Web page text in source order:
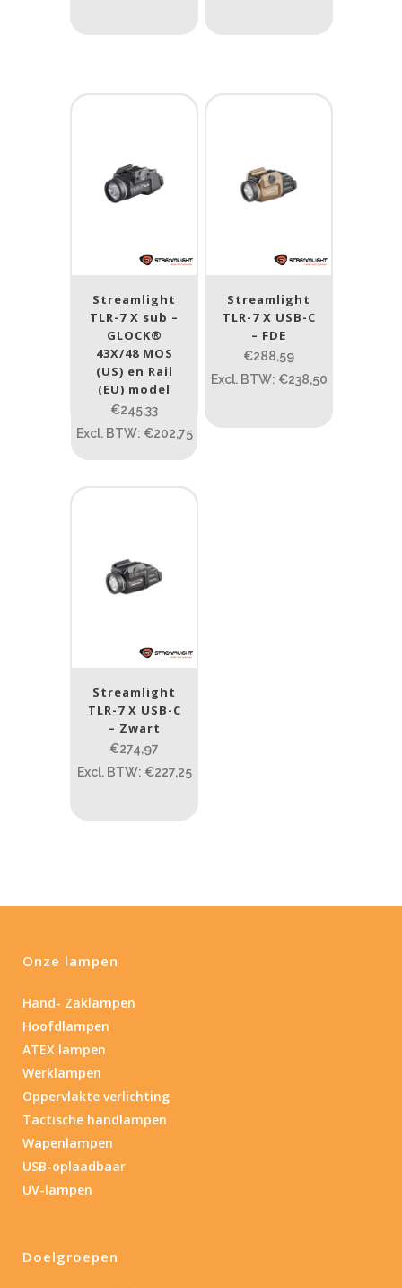
Type batterij
Streamlight
TLR-7 X sub –
GLOCK®
43X/48 MOS
(US) en Rail
(EU) model
€245,33
Excl. BTW: €202,75
Streamlight
TLR-7 X USB-C
– FDE
€288,59
Excl. BTW: €238,50
Streamlight
TLR-7 X USB-C
– Zwart
€274,97
Excl. BTW: €227,25
Onze lampen
Hand- Zaklampen
Hoofdlampen
ATEX lampen
Werklampen
Oppervlakte verlichting
Tactische handlampen
Wapenlampen
USB-oplaadbaar
UV-lampen
Doelgroepen